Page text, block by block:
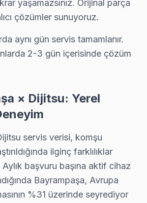
yaşayan nüfusun demografik
Bayrampaşa'deki Yeri
Ekranda lekeler ya da görüntü
serisinde kullanılan panel
Fiyatı: ₺1500 - ₺2500 aralığında
Model Serisi: DTL-5500.
Televizyonun açılmaması veya
yaşadığı elektriksel sorunlar
yaşamazsınız. Orijinal parça
çözümler sunuyoruz.
aynı gün servis tamamlanır.
2-3 gün içerisinde çözüm
× Dijitsu: Yerel
servis verisi, komşu
ilginç farklılıklar
Aylık başvuru başına aktif cihaz
Bayrampaşa, Avrupa
%31 üzerinde seyrediyor